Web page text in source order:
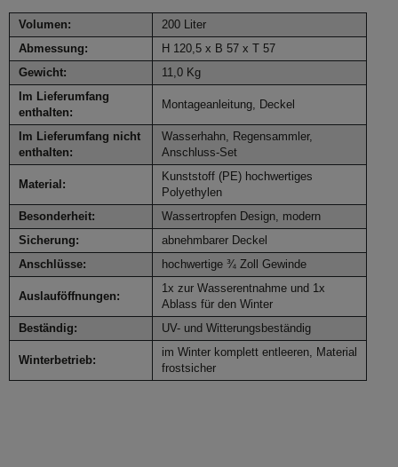
Volumen:
200 Liter
Abmessung:
H 120,5 x B 57 x T 57
Gewicht:
11,0 Kg
Im Lieferumfang
enthalten:
Montageanleitung, Deckel
Im Lieferumfang nicht
enthalten:
Wasserhahn, Regensammler,
Anschluss-Set
Material:
Kunststoff (PE) hochwertiges
Polyethylen
Besonderheit:
Wassertropfen Design, modern
Sicherung:
abnehmbarer Deckel
Anschlüsse:
hochwertige ¾ Zoll Gewinde
Auslauföffnungen:
1x zur Wasserentnahme und 1x
Ablass für den Winter
Beständig:
UV- und Witterungsbeständig
Winterbetrieb:
im Winter komplett entleeren, Material
frostsicher